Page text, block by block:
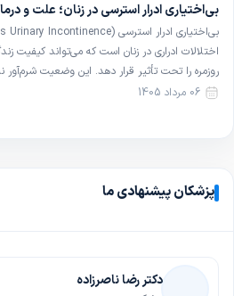
بی‌اختیاری ادرار استرسی در زنان؛ علت و
اختلالات ادراری در زنان است که می‌تواند کیفیت
روزمره را تحت تأثیر قرار دهد. این وضعیت شرم‌آور
روش‌های ساده و غیرجراحی قابل بهبود است. در این
06 مرداد 1405
پزشکان پیشنهادی ما
دکتر رضا ناصرزاده